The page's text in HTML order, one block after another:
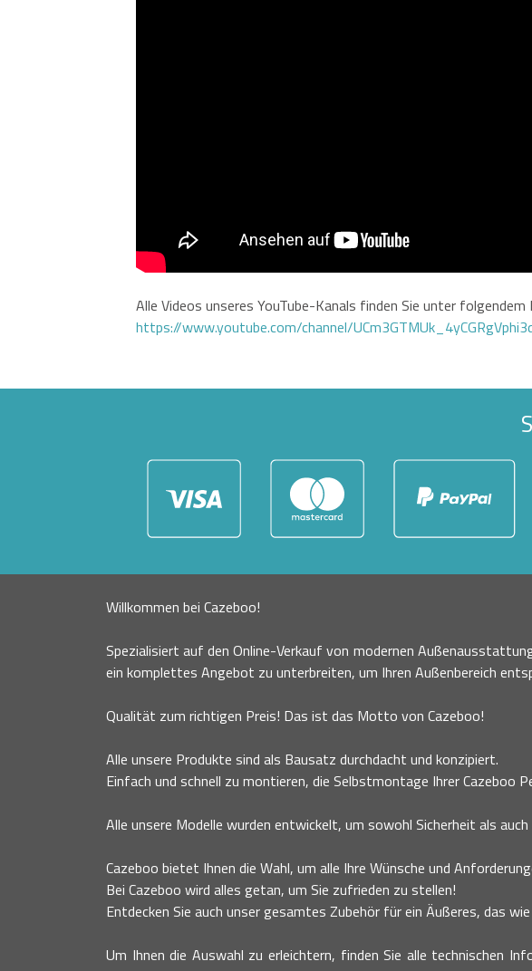
Alle Videos unseres YouTube-Kanals finden Sie unter folgendem
https://www.youtube.com/channel/
Willkommen bei Cazeboo!
Spezialisiert auf den Online-Verkauf von modernen
ein komplettes Angebot zu unterbreiten, um Ihren Außenbereich
Qualität zum richtigen Preis! Das ist das Motto von Cazeboo!
Alle unsere Produkte sind als Bausatz durchdacht und konzipiert.
Einfach und schnell zu montieren, die Selbstmontage Ihrer Cazeboo
Alle unsere Modelle wurden entwickelt, um sowohl Sicherheit als
Cazeboo bietet Ihnen die Wahl, um alle Ihre Wünsche und
Bei Cazeboo wird alles getan, um Sie zufrieden zu stellen!
Entdecken Sie auch unser gesamtes Zubehör für ein Äußeres, das
Um Ihnen die Auswahl zu erleichtern, finden Sie alle technischen